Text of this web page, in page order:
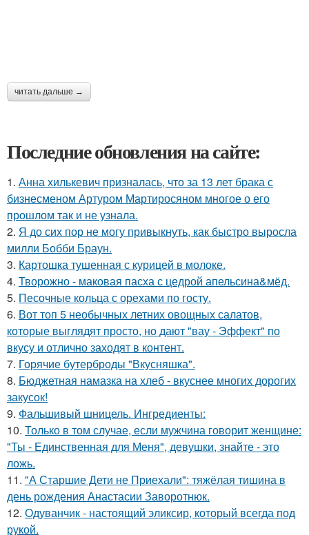
читать дальше →
Последние обновления на сайте:
1. Анна хилькевич призналась, что за 13 лет брака с
бизнесменом Артуром Мартиросяном многое о его
прошлом так и не узнала.
2. Я до сих пор не могу привыкнуть, как быстро выросла
милли Бобби Браун.
3. Картошка тушенная с курицей в молоке.
4. Творожно - маковая пасха с цедрой апельсина&мёд.
5. Песочные кольца с орехами по госту.
6. Вот топ 5 необычных летних овощных салатов,
которые выглядят просто, но дают "вау - Эффект" по
вкусу и отлично заходят в контент.
7. Горячие бутерброды "Вкусняшка".
8. Бюджетная намазка на хлеб - вкуснее многих дорогих
закусок!
9. Фальшивый шницель. Ингредиенты:
10. Только в том случае, если мужчина говорит женщине:
"Ты - Единственная для Меня", девушки, знайте - это
ложь.
11. "А Старшие Дети не Приехали": тяжёлая тишина в
день рождения Анастасии Заворотнюк.
12. Одуванчик - настоящий эликсир, который всегда под
рукой.